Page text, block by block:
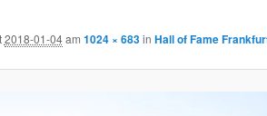
2018-01-04am 1024 × 683in Hall of Fame